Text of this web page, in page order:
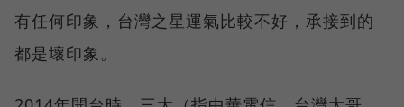
有任何印象，台灣之星運氣比較不好，承接到的
都是壞印象。